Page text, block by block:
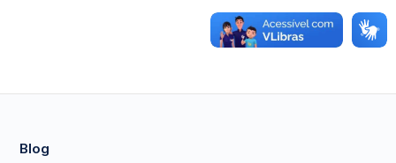
Blog